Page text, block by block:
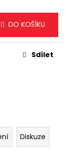
DO KOŠÍKU
Sdílet
Diskuze